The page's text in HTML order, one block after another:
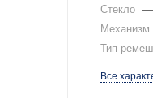
Стекло —
Механизм
Тип
Все